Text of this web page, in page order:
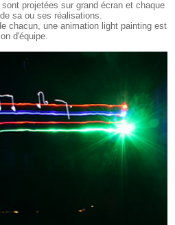
projetées sur grand écran et chaque
sa ou ses réalisations.
chacun, une animation light painting est
d'équipe.